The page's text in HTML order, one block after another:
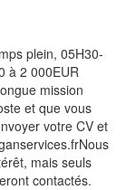
plein, 05H30-
à 2 000EUR
mission
et que vous
votre CV et
mais seuls
contactés.